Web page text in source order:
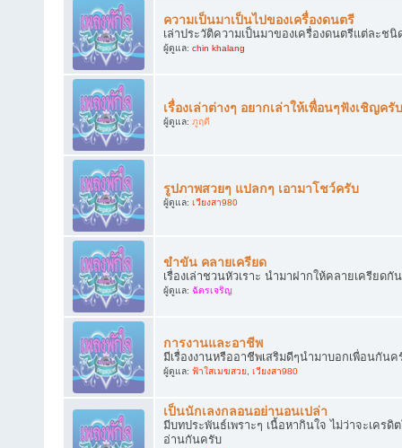
ความเป็นมาเป็นไปของเครื่องดนตรี
เล่าประวัติความเป็นมาของเครื่องดนตรีแต่ละชนิ
ผู้ดูแล: chin khalang
เรื่องเล่าต่างๆ อยากเล่าให้เพื่อนๆฟังเชิญครับ
ผู้ดูแล: ภูฤดี
รูปภาพสวยๆ แปลกๆ เอามาโชว์ครับ
ผู้ดูแล: เวียงสา980
ขำขัน คลายเครียด
เรื่องเล่าชวนหัวเราะ นำมาฝากให้คลายเครียดกัน
ผู้ดูแล: ฉัตรเจริญ
การงานและอาชีพ
มีเรื่องงานหรืออาชีพเสริมดีๆนำมาบอกเพื่อนกันค
ผู้ดูแล: ฟ้าใสเมฆสวย, เวียงสา980
เป็นนักเลงกลอนอย่านอนเปล่า
มีบทประพันธ์เพราะๆ เนื้อหากินใจ ไม่ว่าจะเครดิ
อ่านกันครับ